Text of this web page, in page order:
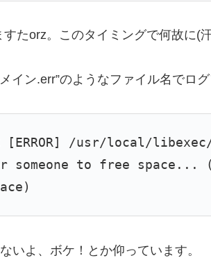
すたorz。このタイミングで何故に(汗
イン.err”のようなファイル名でロ
[ERROR] /usr/local/
someone to free
いよ、ボケ！とか仰っています。